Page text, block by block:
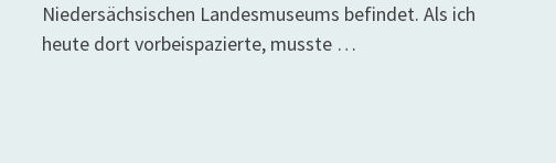
Niedersächsischen Landesmuseums befindet. Als ich
heute dort vorbeispazierte, musste …